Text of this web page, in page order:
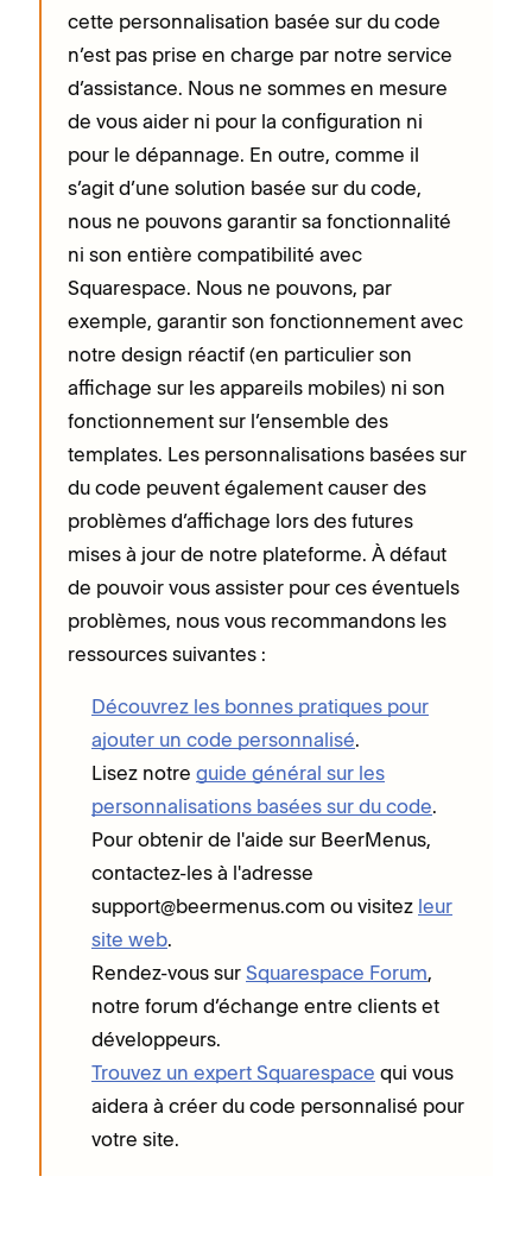
cette personnalisation basée sur du code
n’est pas prise en charge par notre service
d’assistance. Nous ne sommes en mesure
de vous aider ni pour la configuration ni
pour le dépannage. En outre, comme il
s’agit d’une solution basée sur du code,
nous ne pouvons garantir sa fonctionnalité
ni son entière compatibilité avec
Squarespace. Nous ne pouvons, par
exemple, garantir son fonctionnement avec
notre design réactif (en particulier son
affichage sur les appareils mobiles) ni son
fonctionnement sur l’ensemble des
templates. Les personnalisations basées sur
du code peuvent également causer des
problèmes d’affichage lors des futures
mises à jour de notre plateforme. À défaut
de pouvoir vous assister pour ces éventuels
problèmes, nous vous recommandons les
ressources suivantes :
Découvrez les bonnes pratiques pour
ajouter un code personnalisé.
Lisez notre guide général sur les
personnalisations basées sur du code.
Pour obtenir de l'aide sur BeerMenus,
contactez-les à l'adresse
support@beermenus.com ou visitez leur
site web.
Rendez-vous sur Squarespace Forum,
notre forum d’échange entre clients et
développeurs.
Trouvez un expert Squarespace qui vous
aidera à créer du code personnalisé pour
votre site.